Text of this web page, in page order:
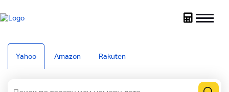
Yahoo Amazon Rakuten